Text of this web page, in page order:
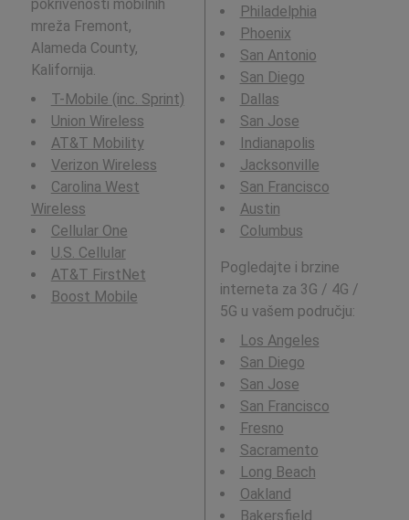
pokrivenosti mobilnih
mreža Fremont,
Alameda County,
Kalifornija.
T-Mobile (inc. Sprint)
Union Wireless
AT&T Mobility
Verizon Wireless
Carolina West
Wireless
Cellular One
U.S. Cellular
AT&T FirstNet
Boost Mobile
Philadelphia
Phoenix
San Antonio
San Diego
Dallas
San Jose
Indianapolis
Jacksonville
San Francisco
Austin
Columbus
Pogledajte i brzine
interneta za 3G / 4G /
5G u vašem području:
Los Angeles
San Diego
San Jose
San Francisco
Fresno
Sacramento
Long Beach
Oakland
Bakersfield